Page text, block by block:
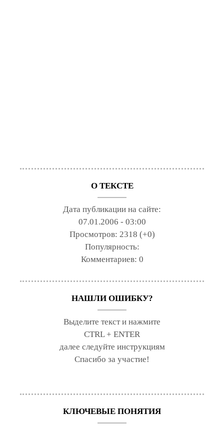
О ТЕКСТЕ
Дата публикации на сайте:
07.01.2006 - 03:00
Просмотров: 2318 (+0)
Популярность:
Комментариев: 0
НАШЛИ ОШИБКУ?
Выделите текст и нажмите
CTRL + ENTER
далее следуйте инструкциям
Спасибо за участие!
КЛЮЧЕВЫЕ ПОНЯТИЯ